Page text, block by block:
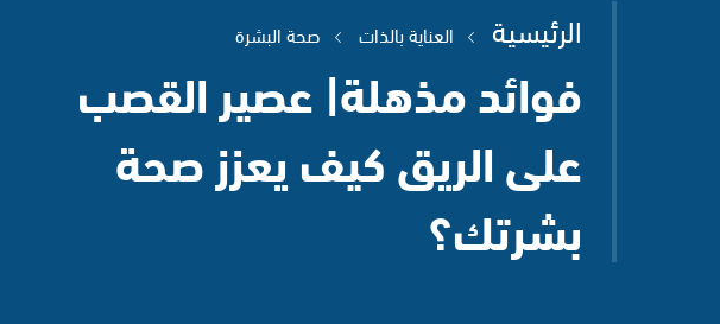
الرئيسية العناية بالذات صحة البشرة
فوائد مذهلة| عصير القصب
على الريق كيف يعزز صحة
بشرتك؟